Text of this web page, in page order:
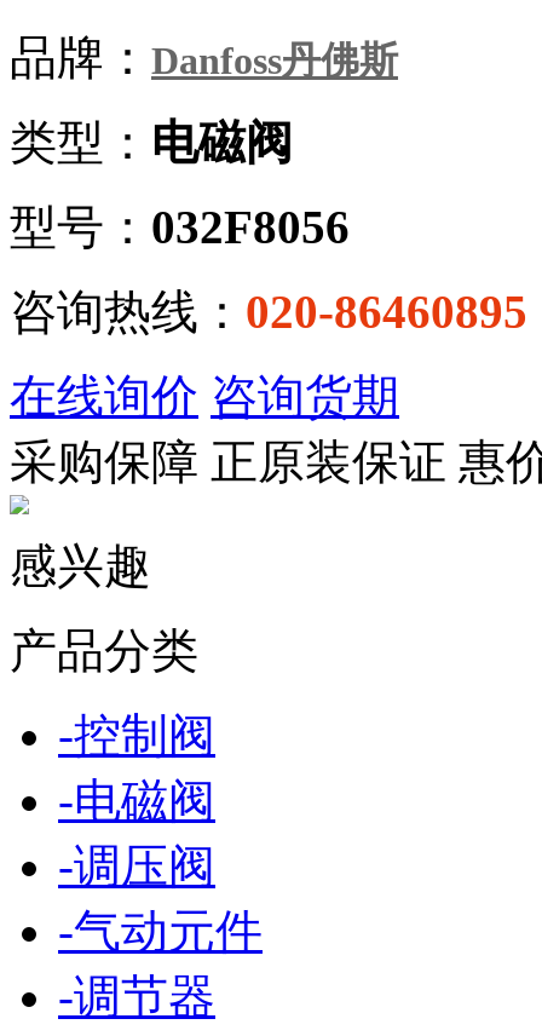
品牌： Danfoss丹佛斯
类型： 电磁阀
型号： 032F8056
咨询热线： 020-86460895
在线询价 咨询货期
采购保障 正原装保证 惠
感兴趣
产品分类
-控制阀
-电磁阀
-调压阀
-气动元件
-调节器